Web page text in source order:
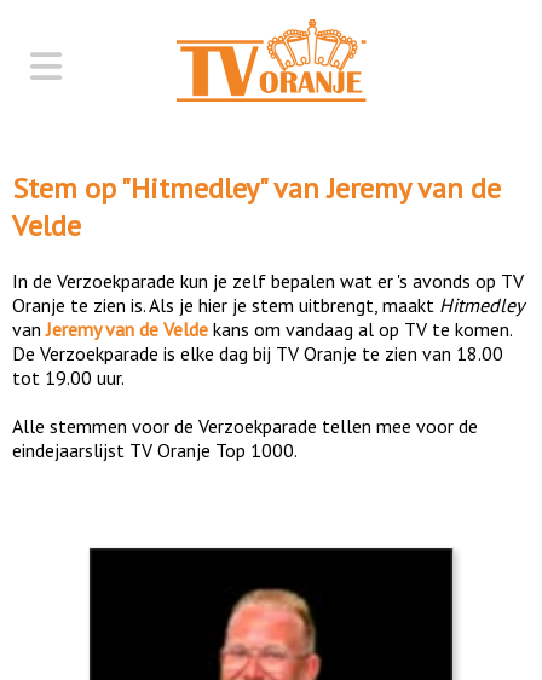
Stem op "Hitmedley" vanJeremy van de
Velde
In de Verzoekparade kun je zelf bepalen wat er 's avonds op TV
Oranje te zien is. Als je hier je stem uitbrengt, maakt Hitmedley
vanJeremy van de Velde kans om vandaag al op TV te komen.
De Verzoekparade is elke dag bij TV Oranje te zien van 18.00
tot 19.00 uur.
Alle stemmen voor de Verzoekparade tellen mee voor de
eindejaarslijst TV Oranje Top 1000.